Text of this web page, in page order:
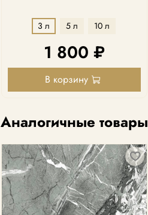
3 л 5 л 10 л
1 800 ₽
В корзину
Аналогичные товары